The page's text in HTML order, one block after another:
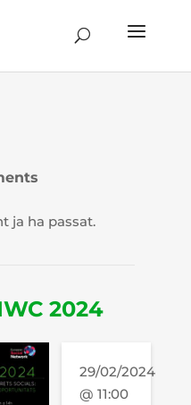
ja ha passat.
2024
29/02/2024
@ 11:00